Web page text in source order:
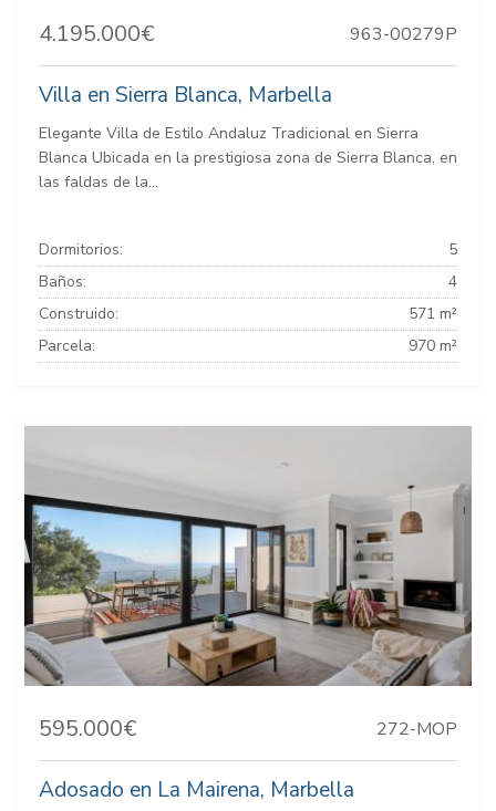
4.195.000€ 963-00279P
Villa en Sierra Blanca, Marbella
Elegante Villa de Estilo Andaluz Tradicional en Sierra
Blanca Ubicada en la prestigiosa zona de Sierra Blanca, en
las faldas de la...
Dormitorios:
5
Baños:
4
Construido:
571 m²
Parcela:
970 m²
595.000€ 272-MOP
Adosado en La Mairena, Marbella